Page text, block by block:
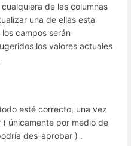
de las columnas
una de ellas esta
campos serán
los valores actuales
esté correcto, una vez
únicamente por medio de
des-aprobar ) .